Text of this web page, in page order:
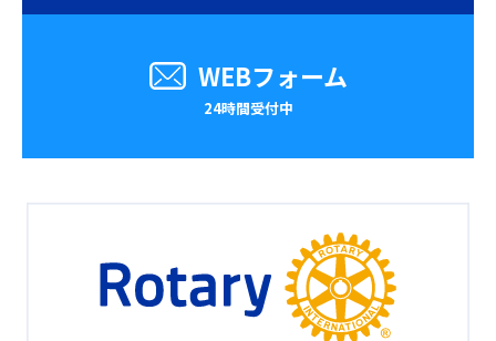
WEBフォーム
24時間受付中